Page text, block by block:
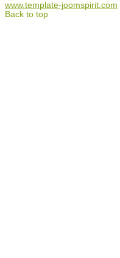
www.template-joomspirit.com
Back to top